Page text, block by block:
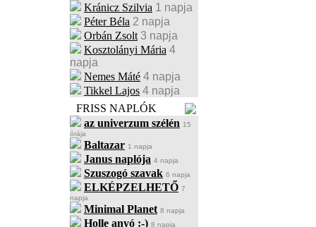
Kránicz Szilvia 1 napja
Péter Béla 2 napja
Orbán Zsolt 3 napja
Kosztolányi Mária 4
napja
Nemes Máté 4 napja
Tikkel Lajos 4 napja
FRISS NAPLÓK
az univerzum szélén 15
órája
Baltazar 1 napja
Janus naplója 4 napja
Szuszogó szavak 6 napja
ELKÉPZELHETŐ 7
napja
Minimal Planet 8 napja
Holle anyó :-) 8 napja